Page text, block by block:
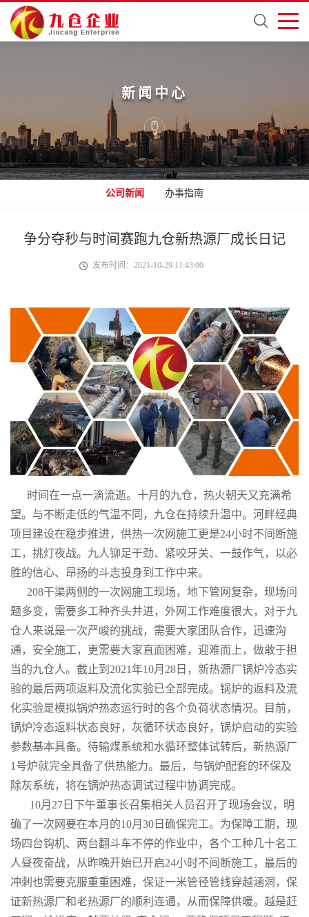
新闻中心
公司新闻 办事指南
争分夺秒与时间赛跑九仓新热源厂成长日记
发布时间：2021-10-29 11:43:00
时间在一点一滴流逝。十月的九仓，热火朝天又充满希
望。与不断走低的气温不同，九仓在持续升温中。河畔经典
项目建设在稳步推进，供热一次网施工更是24小时不间断施
工，挑灯夜战。九人铆足干劲、紧咬牙关、一鼓作气，以必
胜的信心、昂扬的斗志投身到工作中来。
208干渠两侧的一次网施工现场，地下管网复杂，现场问
题多变，需要多工种齐头并进，外网工作难度很大，对于九
仓人来说是一次严峻的挑战，需要大家团队合作，迅速沟
通，安全施工，更需要大家直面困难，迎难而上，做敢于担
当的九仓人。截止到2021年10月28日，新热源厂锅炉冷态实
验的最后两项返料及流化实验已全部完成。锅炉的返料及流
化实验是模拟锅炉热态运行时的各个负荷状态情况。目前，
锅炉冷态返料状态良好，灰循环状态良好，锅炉启动的实验
参数基本具备。待输煤系统和水循环整体试转后，新热源厂
1号炉就完全具备了供热能力。最后，与锅炉配套的环保及
除灰系统，将在锅炉热态调试过程中协调完成。
10月27日下午董事长召集相关人员召开了现场会议，明
确了一次网要在本月的10月30日确保完工。为保障工期，现
场四台钩机、两台翻斗车不停的作业中，各个工种几十名工
人昼夜奋战，从昨晚开始已开启24小时不间断施工，最后的
冲刺也需要克服重重困难，保证一米管径管线穿越涵洞，保
证新热源厂和老热源厂的顺利连通，从而保障供暖。越是赶